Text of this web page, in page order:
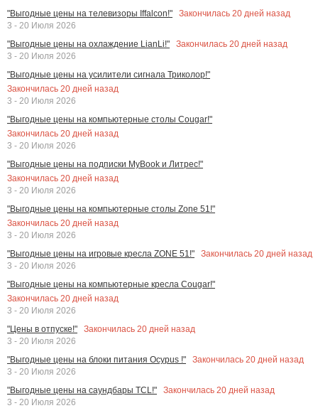
"Выгодные цены на телевизоры Iffalcon!" Закончилась 20 дней назад
3 - 20 Июля 2026
"Выгодные цены на охлаждение LianLi!"
Закончилась 20 дней назад
3 - 20 Июля 2026
"Выгодные цены на усилители сигнала Триколор!"
Закончилась 20 дней назад
3 - 20 Июля 2026
"Выгодные цены на компьютерные столы Cougar!"
Закончилась 20 дней назад
3 - 20 Июля 2026
"Выгодные цены на подписки MyBook и Литрес!"
Закончилась 20 дней назад
3 - 20 Июля 2026
"Выгодные цены на компьютерные столы Zone 51!"
Закончилась 20 дней назад
3 - 20 Июля 2026
"Выгодные цены на игровые кресла ZONE 51!"
Закончилась 20 дней назад
3 - 20 Июля 2026
"Выгодные цены на компьютерные кресла Cougar!"
Закончилась 20 дней назад
3 - 20 Июля 2026
"Цены в отпуске!"
Закончилась 20 дней назад
3 - 20 Июля 2026
"Выгодные цены на блоки питания Ocypus !"
Закончилась 20 дней назад
3 - 20 Июля 2026
"Выгодные цены на саундбары TCL!"
Закончилась 20 дней назад
3 - 20 Июля 2026